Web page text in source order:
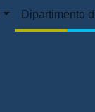
Dipartimento